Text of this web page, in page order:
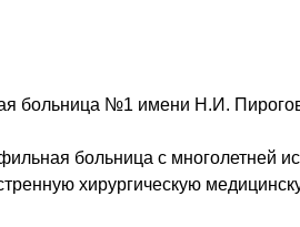
больница №1 имени Н.И.
больница с многолетней
хирургическую